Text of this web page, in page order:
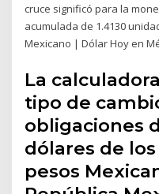
cruce significó para la
acumulada de 1.4130
Mexicano | Dólar Hoy en
La
tipo de
obligaciones
dólares de los
pesos